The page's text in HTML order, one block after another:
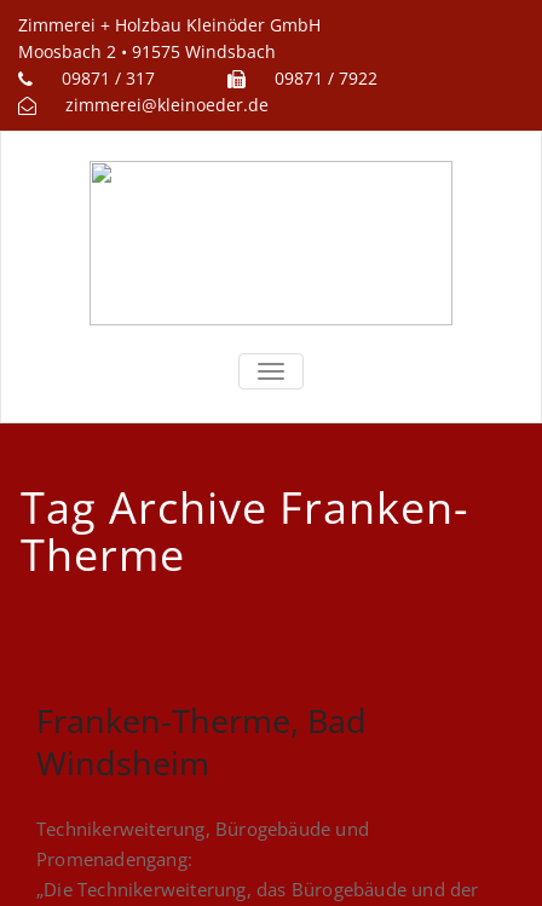
Zimmerei + Holzbau Kleinöder GmbH
Moosbach 2 • 91575 Windsbach
09871 / 317
09871 / 7922
zimmerei@kleinoeder.de
TOGGLE
Tag Archive Franken-
Therme
Franken-Therme, Bad
Windsheim
Technikerweiterung, Bürogebäude und
Promenadengang:
„Die Technikerweiterung, das Bürogebäude und der